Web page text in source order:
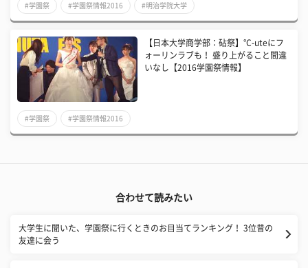
#学園祭 #学園祭情報2016 #明治学院大学
【日本大学商学部：砧祭】°C-uteにフ
ォーリンラブも！ 盛り上がること間違
いなし【2016学園祭情報】
#学園祭 #学園祭情報2016
合わせて読みたい
大学生に聞いた、学園祭に行くときのお目当てランキング！ 3位昔の
友達に会う